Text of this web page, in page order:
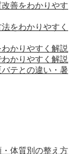
善をわかりやす
をわかりやすく
かりやすく解説
かりやすく解説
テとの違い・暑
体質別の整え方